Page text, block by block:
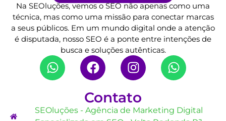
Na SEOluções, vemos o SEO não apenas como uma
técnica, mas como uma missão para conectar marcas
a seus públicos. Em um mundo digital onde a atenção
é disputada, nosso SEO é a ponte entre intenções de
busca e soluções autênticas.
Contato
SEOluções - Agência de Marketing Digital